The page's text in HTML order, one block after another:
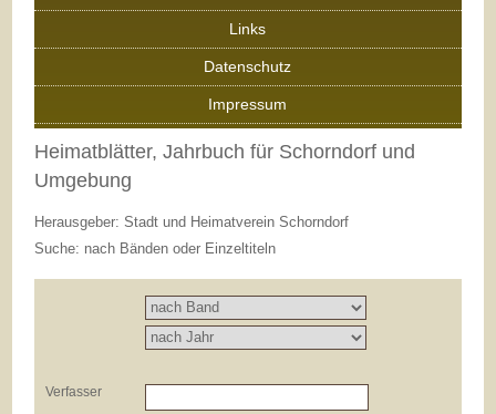
Links
Datenschutz
Impressum
Heimatblätter, Jahrbuch für Schorndorf und
Umgebung
Herausgeber: Stadt und Heimatverein Schorndorf
Suche: nach Bänden oder Einzeltiteln
Verfasser